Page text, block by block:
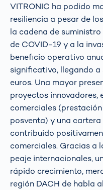
VITRONIC ha podido
resiliencia a pesar de
la cadena de
de COVID-19 y a la
beneficio operativo
significativo, llegando a
euros. Una mayor
proyectos innovadores,
comerciales
posventa) y una
contribuido
comerciales. Gracias a
peaje internacionales,
rápido crecimiento,
región DACH de habla